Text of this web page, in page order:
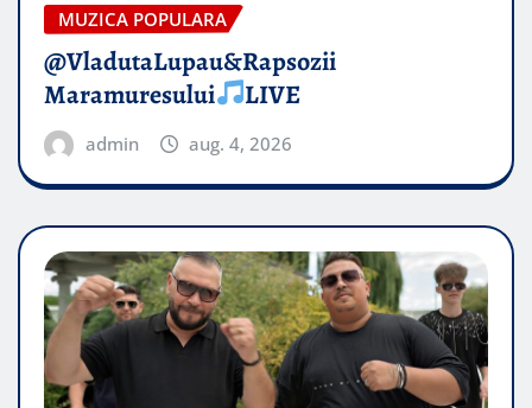
MUZICA POPULARA
@VladutaLupau&Rapsozii
Maramuresului
LIVE
admin aug. 4, 2026